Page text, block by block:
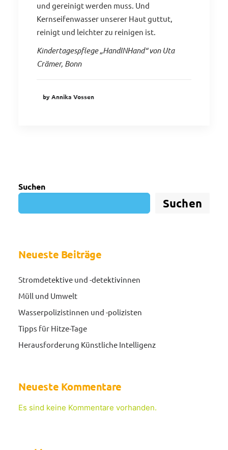
und gereinigt werden muss. Und
Kernseifenwasser unserer Haut guttut,
reinigt und leichter zu reinigen ist.
Kindertagespflege „HandINHand“ von Uta
Crämer, Bonn
by Annika Vossen
Suchen
Suchen
Neueste Beiträge
Stromdetektive und -detektivinnen
Müll und Umwelt
Wasserpolizistinnen und -polizisten
Tipps für Hitze-Tage
Herausforderung Künstliche Intelligenz
Neueste Kommentare
Es sind keine Kommentare vorhanden.